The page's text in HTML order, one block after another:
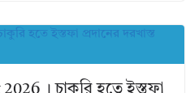
। চাকুরি হতে ইস্তফা